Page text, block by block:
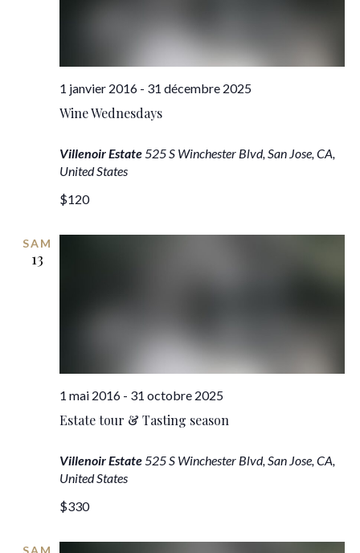
vues
Wine Wednesdays
1 janvier 2016- 31 décembre 2025
Villenoir Estate525 S Winchester Blvd, San Jose, CA,
United States
$120
SAM
13
Estate tour & Tasting season
1 mai 2016- 31 octobre 2025
Villenoir Estate525 S Winchester Blvd, San Jose, CA,
United States
$330
SAM